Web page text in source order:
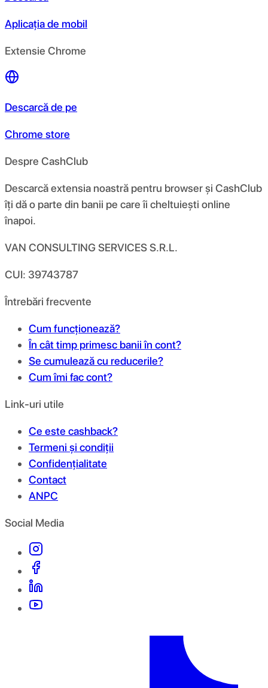
Aplicația de mobil
Extensie Chrome
Descarcă de pe
Chrome store
Despre CashClub
Descarcă extensia noastră pentru browser și CashClub
îți dă o parte din banii pe care îi cheltuiești online
înapoi.
VAN CONSULTING SERVICES S.R.L.
CUI: 39743787
Întrebări frecvente
Cum funcționează?
În cât timp primesc banii în cont?
Se cumulează cu reducerile?
Cum îmi fac cont?
Link-uri utile
Ce este cashback?
Termeni și condiții
Confidențialitate
Contact
ANPC
Social Media